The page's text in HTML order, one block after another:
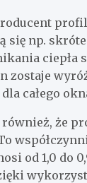
się np.
ciepła
zostaje
całego
również, że
To
od 1,0 do